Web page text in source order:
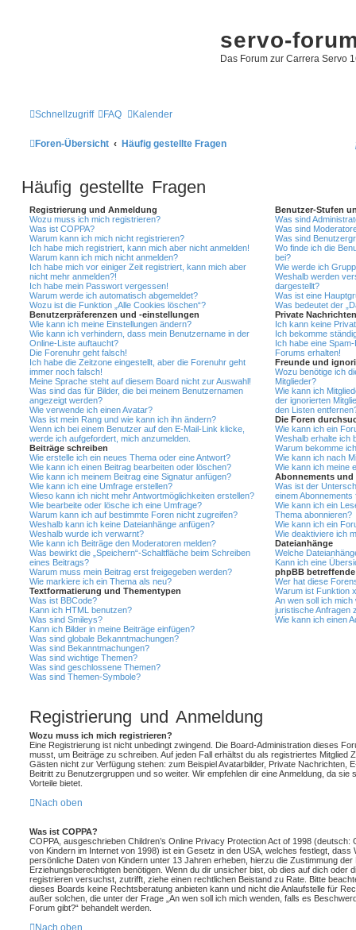
servo-
Das Forum zur Carrera Servo
Schnellzugriff FAQ Kalender
Foren-Übersicht Häufig gestellte Fragen
Häufig gestellte Fragen
Registrierung und Anmeldung
Wozu muss ich mich registrieren?
Was ist COPPA?
Warum kann ich mich nicht registrieren?
Ich habe mich registriert, kann mich aber nicht anmelden!
Warum kann ich mich nicht anmelden?
Ich habe mich vor einiger Zeit registriert, kann mich aber
nicht mehr anmelden?!
Ich habe mein Passwort vergessen!
Warum werde ich automatisch abgemeldet?
Wozu ist die Funktion „Alle Cookies löschen“?
Benutzerpräferenzen und -einstellungen
Wie kann ich meine Einstellungen ändern?
Wie kann ich verhindern, dass mein Benutzername in der
Online-Liste auftaucht?
Die Forenuhr geht falsch!
Ich habe die Zeitzone eingestellt, aber die Forenuhr geht
immer noch falsch!
Meine Sprache steht auf diesem Board nicht zur Auswahl!
Was sind das für Bilder, die bei meinem Benutzernamen
angezeigt werden?
Wie verwende ich einen Avatar?
Was ist mein Rang und wie kann ich ihn ändern?
Wenn ich bei einem Benutzer auf den E-Mail-Link klicke,
werde ich aufgefordert, mich anzumelden.
Beiträge schreiben
Wie erstelle ich ein neues Thema oder eine Antwort?
Wie kann ich einen Beitrag bearbeiten oder löschen?
Wie kann ich meinem Beitrag eine Signatur anfügen?
Wie kann ich eine Umfrage erstellen?
Wieso kann ich nicht mehr Antwortmöglichkeiten erstellen?
Wie bearbeite oder lösche ich eine Umfrage?
Warum kann ich auf bestimmte Foren nicht zugreifen?
Weshalb kann ich keine Dateianhänge anfügen?
Weshalb wurde ich verwarnt?
Wie kann ich Beiträge den Moderatoren melden?
Was bewirkt die „Speichern“-Schaltfläche beim Schreiben
eines Beitrags?
Warum muss mein Beitrag erst freigegeben werden?
Wie markiere ich ein Thema als neu?
Textformatierung und Thementypen
Was ist BBCode?
Kann ich HTML benutzen?
Was sind Smileys?
Kann ich Bilder in meine Beiträge einfügen?
Was sind globale Bekanntmachungen?
Was sind Bekanntmachungen?
Was sind wichtige Themen?
Was sind geschlossene Themen?
Was sind Themen-Symbole?
Benutzer-Stufen
Was sind
Was sind
Was sind
Wo finde ich die
bei?
Wie werde ich
Weshalb werden
dargestellt?
Was ist eine
Was bedeutet der
Private Nachrichten
Ich kann keine
Ich bekomme
Ich habe eine
Forums erhalten!
Freunde und
Wozu benötige ich
Mitglieder?
Wie kann ich
der ignorierten
den Listen
Die Foren
Wie kann ich ein
Weshalb erhalte ich
Warum bekomme
Wie kann ich nach
Wie kann ich meine
Abonnements und
Was ist der
einem
Wie kann ich ein
Thema abonnieren?
Wie kann ich ein
Wie deaktiviere ich
Dateianhänge
Welche
Kann ich eine
phpBB betreffende
Wer hat diese
Warum ist Funktion
An wen soll ich
juristische Anfragen
Wie kann ich einen
Registrierung und Anmeldung
Wozu muss ich mich registrieren?
Eine Registrierung ist nicht unbedingt zwingend. Die Board-Administration dieses
musst, um Beiträge zu schreiben. Auf jeden Fall erhältst du als registriertes Mitglied
Gästen nicht zur Verfügung stehen: zum Beispiel Avatarbilder, Private Nachrichten,
Beitritt zu Benutzergruppen und so weiter. Wir empfehlen dir eine Anmeldung, da sie
Vorteile bietet.
Nach oben
Was ist COPPA?
COPPA, ausgeschrieben Children’s Online Privacy Protection Act of 1998
von Kindern im Internet von 1998) ist ein Gesetz in den USA, welches festlegt, dass
persönliche Daten von Kindern unter 13 Jahren erheben, hierzu die Zustimmung
Erziehungsberechtigten benötigen. Wenn du dir unsicher bist, ob dies auf dich oder
registrieren versuchst, zutrifft, ziehe einen rechtlichen Beistand zu Rate. Bitte
dieses Boards keine Rechtsberatung anbieten kann und nicht die Anlaufstelle für
außer solchen, die unter der Frage „An wen soll ich mich wenden, falls es
Forum gibt?“ behandelt werden.
Nach oben